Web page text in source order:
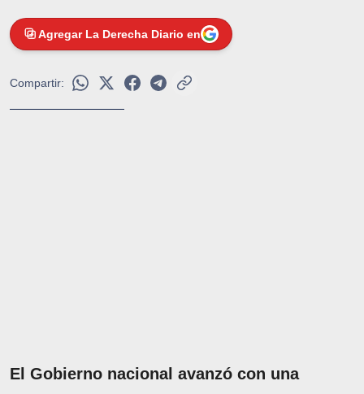
Agregar La Derecha Diario en
Compartir:
El Gobierno nacional avanzó con una